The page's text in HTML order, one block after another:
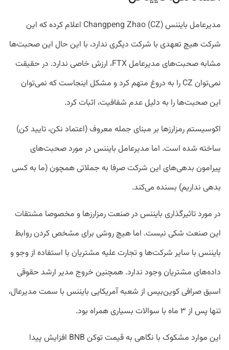
مدیرعامل بایننس Changpeng Zhao (CZ) اعلام کرده که این
شرکت هیچ‌ تعهدی با شرکت دیگری ندارد، با این حال این صحبت‌ها
مشابه صحبت‌های مدیرعامل FTX، ارزش خاصی ندارد. در حقیقت
نمی‌توان CZ را به دروغ متهم کرد و مشکل اینجاست که نمی‌توان
این صحبت‌ها را به دلیل عدم شفافیت، اثبات کرد.
اکوسیستم رمزارزها بر مبنای جمله معروف (اعتماد نکن، تایید کن)
ساخته شده است. اما مدیرعامل بایننس در مورد صحبت‌های
پیرامون بدهی‌های این شرکت صرفا به جملاتی همچون (ما به کسی
بدهی نداریم) بسنده می‌کند.
در مورد تاثیرگذاری بایننس در صنعت رمزارزها و مخصوصا مشتقات
این صنعت شکی نیست. اما هیچ روشی برای مشخص کردن روابط
بایننس با سایر شرکت‌ها و تجارت علیه مشتریان با استفاده از وجو و
داده‌های مشتریان وجود ندارد. همچنین خروج مدیر ارشد حقوقی
اسبق صرافی کوین‌بیس از شعبه آمریکایی بایننس با سمت مدیرعال،
تنها پس از ۳ ماه با سوالات بسیاری همراه بود.
این موارد مشکوک با نگاهی به قیمت توکن BNB افزایش پیدا